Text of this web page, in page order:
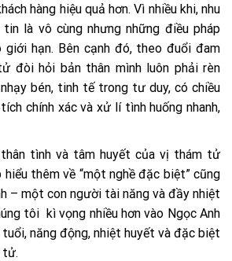
hàng hiệu quả hơn. Vì nhiều khi, nhu
là vô cùng nhưng những điều pháp
hạn. Bên cạnh đó, theo đuổi đam
đòi hỏi bản thân mình luôn phải rèn
bén, tinh tế trong tư duy, có chiều
chính xác và xử lí tình huống nhanh,
thân tình và tâm huyết của vị thám tử
thêm về “một nghề đặc biệt” cũng
– một con người tài năng và đầy nhiệt
tôi kì vọng nhiều hơn vào Ngọc Anh
năng động, nhiệt huyết và đặc biệt
tử.